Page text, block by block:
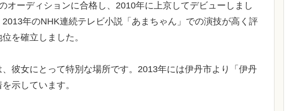
オーディションに合格し、2010年に上京してデビューしまし
年のNHK連続テレビ小説「あまちゃん」での演技が高く評
を確立しました。
彼女にとって特別な場所です。2013年には伊丹市より「伊丹
示しています。